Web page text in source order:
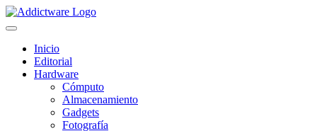
Inicio
Editorial
Hardware
Cómputo
Almacenamiento
Gadgets
Fotografía